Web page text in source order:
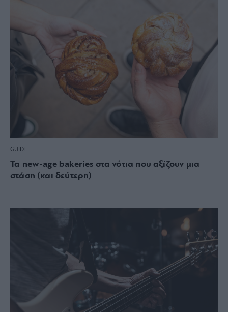
GUIDE
Τα new-age bakeries στα νότια που αξίζουν μια
στάση (και δεύτερη)